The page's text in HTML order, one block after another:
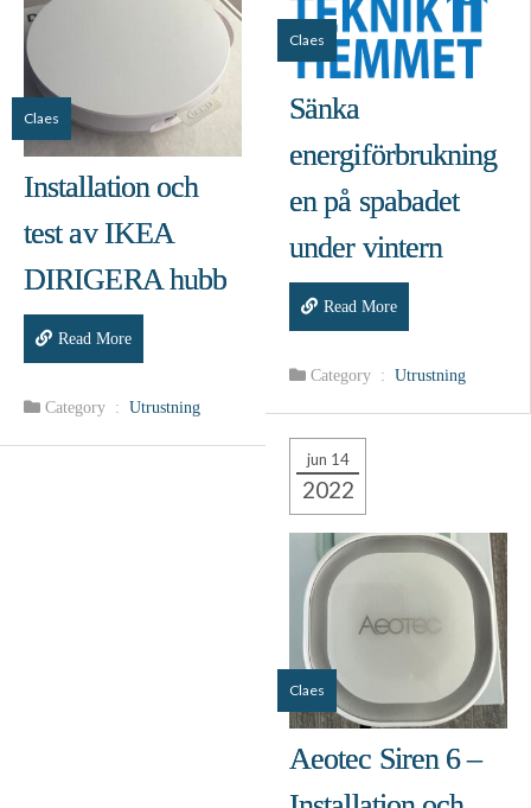
Claes
Installation och
test av IKEA
DIRIGERA hubb
Read More
Category : Utrustning
Claes
Sänka
energiförbrukning
en på spabadet
under vintern
Read More
Category : Utrustning
jun 14
2022
Claes
Aeotec Siren 6 –